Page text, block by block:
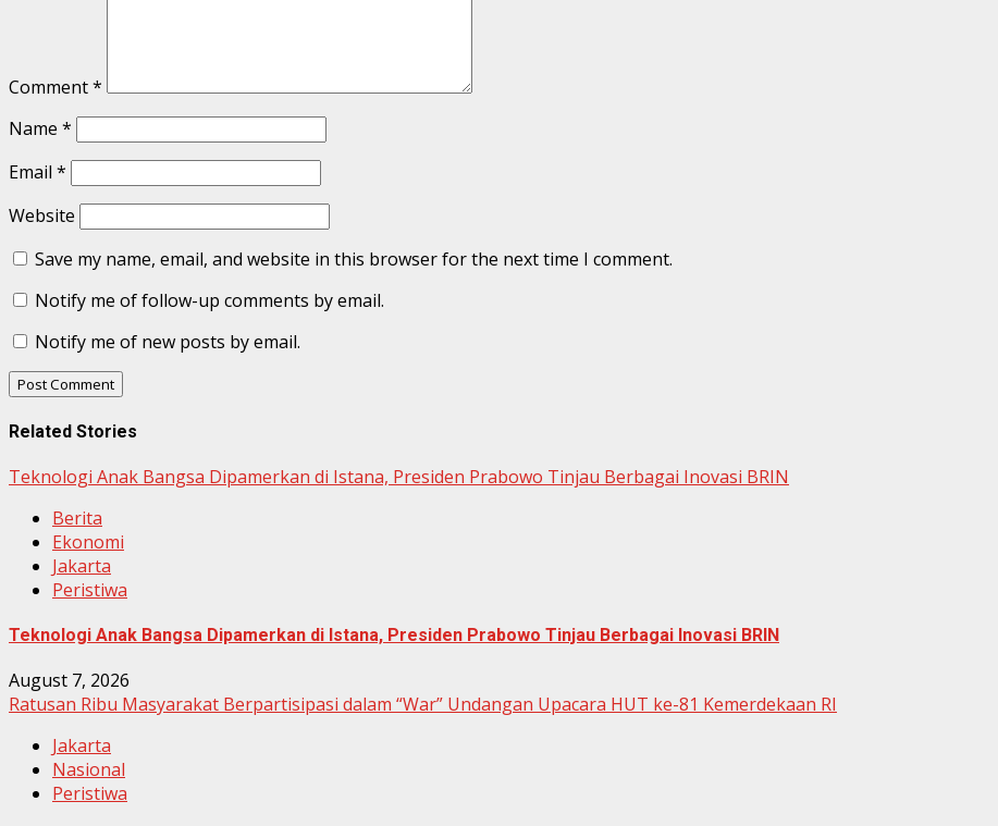
Comment*
Name *
Email *
Website
Save my name, email, and website in this browser for the next time I comment.
Notify me of follow-up comments by email.
Notify me of new posts by email.
Related Stories
Teknologi Anak Bangsa Dipamerkan di Istana, Presiden Prabowo Tinjau Berbagai Inovasi BRIN
Berita
Ekonomi
Jakarta
Peristiwa
Teknologi Anak Bangsa Dipamerkan di Istana, Presiden Prabowo Tinjau Berbagai Inovasi BRIN
August 7, 2026
Ratusan Ribu Masyarakat Berpartisipasi dalam “War” Undangan Upacara HUT ke-81 Kemerdekaan RI
Jakarta
Nasional
Peristiwa